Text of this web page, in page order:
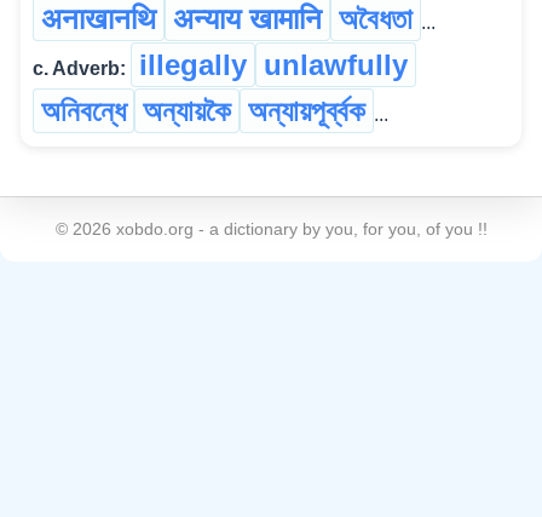
अनाखानथि अन्याय खामानि অবৈধতা ...
c. Adverb: illegally unlawfully
অনিবন্ধে অন্যায়কৈ অন্যায়পূৰ্ব্বক ...
© 2026 xobdo.org - a dictionary by you, for you, of you !!